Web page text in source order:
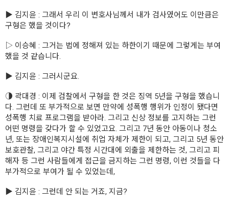
▶ 김지윤 : 그래서 우리 이 변호사님께서 내가 검사였어도 이만큼은
구형은 했을 것이다?
▷ 이승혜 : 그거는 법에 정해져 있는 하한이기 때문에 그렇게는 부여
했을 것 같습니다.
▶ 김지윤 : 그러시군요.
◑ 곽대경 : 이제 검찰에서 구형을 한 것은 징역 5년을 구형을 했습니
다. 그런데 또 부가적으로 보면 만약에 성폭행 행위가 인정이 됐다면
성폭행 치료 프로그램을 받아라. 그리고 신상 정보를 고지하는 그런
어떤 명령을 갖다가 할 수 있었고요. 그리고 7년 동안 아동이나 청소
년, 또는 장애인복지시설에 취업 자체가 제한이 되고, 그리고 5년 동안
보호관찰, 그리고 야간 특정 시간대에 외출을 제한하는 것, 그리고 피
해자 등 그런 사람들에게 접근을 금지하는 그런 명령, 이런 것들을 다
부가적으로 부여가 될 수 있었는데,
▶ 김지윤 : 그런데 안 되는 거죠, 지금?